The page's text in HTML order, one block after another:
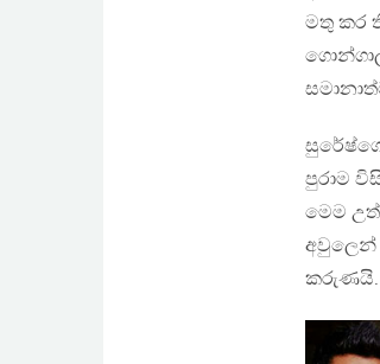
මතු කර
පුරාම
මෙම
අවුලෙන්
කරුණයි.